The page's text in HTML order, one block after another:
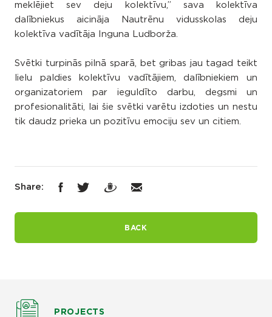
meklējiet sev deju kolektīvu,” sava kolektīva
dalībniekus aicināja Nautrēnu vidusskolas deju
kolektīva vadītāja Inguna Ludborža.
Svētki turpinās pilnā sparā, bet gribas jau tagad teikt
lielu paldies kolektīvu vadītājiem, dalībniekiem un
organizatoriem par ieguldīto darbu, degsmi un
profesionalitāti, lai šie svētki varētu izdoties un nestu
tik daudz prieka un pozitīvu emociju sev un citiem.
Share:
BACK
PROJECTS